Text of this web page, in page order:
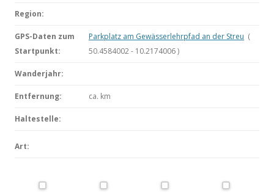
Region:
GPS-Daten zum
Startpunkt:
Parkplatz am Gewässerlehrpfad an der Streu (
50.4584002 - 10.2174006 )
Wanderjahr:
Entfernung: ca. km
Haltestelle:
Art: